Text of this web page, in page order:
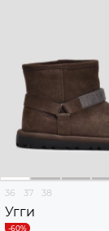
36 37 38
Угги